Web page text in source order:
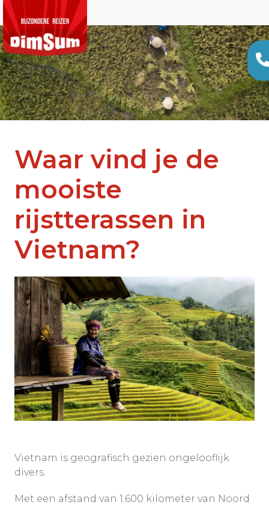
Waar vind je de
mooiste
rijstterassen in
Vietnam?
Vietnam is geografisch gezien ongelooflijk
divers.
Met een afstand van 1.600 kilometer van Noord